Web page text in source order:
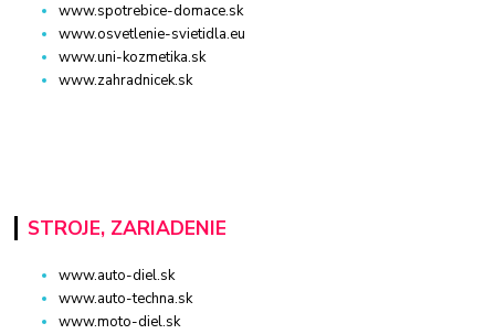
www.spotrebice-domace.sk
www.osvetlenie-svietidla.eu
www.uni-kozmetika.sk
www.zahradnicek.sk
STROJE, ZARIADENIE
www.auto-diel.sk
www.auto-techna.sk
www.moto-diel.sk